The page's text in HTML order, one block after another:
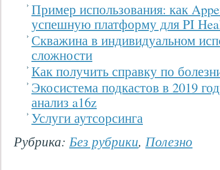
Пример использования: как
успешную платформу для PI
Скважина в индивидуальном
сложности
Как получить справку по
Экосистема подкастов в 2019
анализ a16z
Услуги аутсорсинга
Рубрика:Без рубрики,Полезно